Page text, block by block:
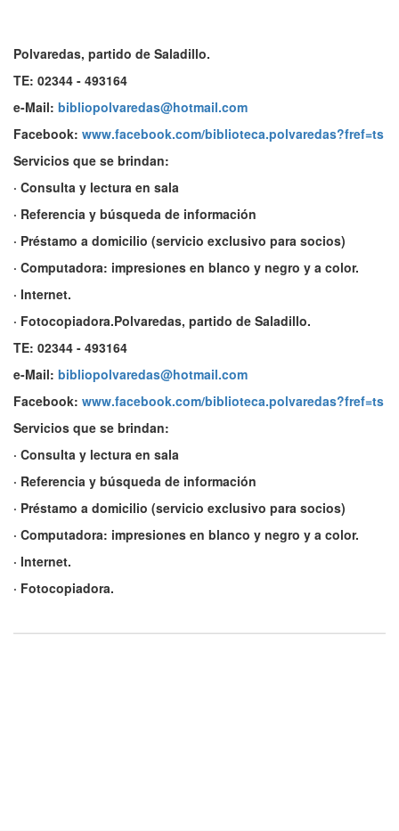
Polvaredas, partido de Saladillo.
TE: 02344 - 493164
e-Mail: bibliopolvaredas@hotmail.com
Facebook: www.facebook.com/biblioteca.polvaredas?fref=ts
Servicios que se brindan:
· Consulta y lectura en sala
· Referencia y búsqueda de información
· Préstamo a domicilio (servicio exclusivo para socios)
· Computadora: impresiones en blanco y negro y a color.
· Internet.
· Fotocopiadora.Polvaredas, partido de Saladillo.
TE: 02344 - 493164
e-Mail: bibliopolvaredas@hotmail.com
Facebook: www.facebook.com/biblioteca.polvaredas?fref=ts
Servicios que se brindan:
· Consulta y lectura en sala
· Referencia y búsqueda de información
· Préstamo a domicilio (servicio exclusivo para socios)
· Computadora: impresiones en blanco y negro y a color.
· Internet.
· Fotocopiadora.